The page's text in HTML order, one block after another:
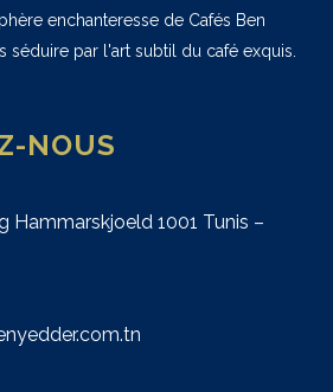
enchanteresse de Cafés Ben
séduire par l'art subtil du café exquis.
NOUS
Hammarskjoeld 1001 Tunis –